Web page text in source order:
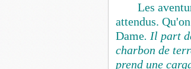
Les
attendus.
Dame. Il part
charbon de
prend une